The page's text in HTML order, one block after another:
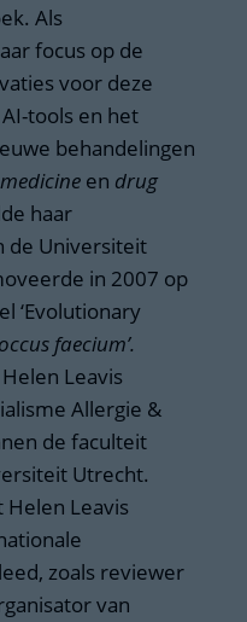
Als
focus op de
voor deze
tools en het
behandelingen
en drug
haar
de Universiteit
in 2007 op
‘Evolutionary
faecium’.
Leavis
Allergie &
de faculteit
Utrecht.
Leavis
zoals reviewer
van